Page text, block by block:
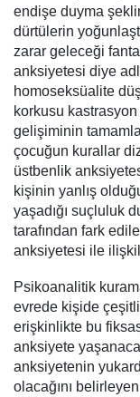
endişe duyma
dürtülerin
zarar geleceği
anksiyetesi diye
homoseksüalite
korkusu
gelişiminin
çocuğun kurallar
üstbenlik
kişinin yanlış
yaşadığı suçluluk
tarafından fark
anksiyetesi ile
Psikoanalitik
evrede kişide
erişkinlikte bu
anksiyete
anksiyetenin
olacağını